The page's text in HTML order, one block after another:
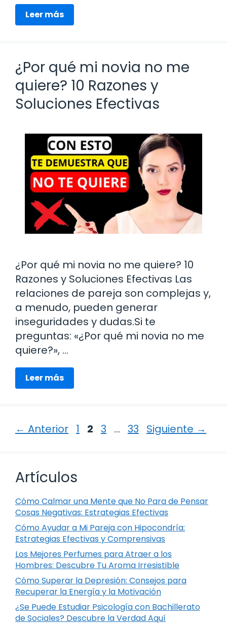
Leer más
¿Por qué mi novia no me
quiere? 10 Razones y
Soluciones Efectivas
¿Por qué mi novia no me quiere? 10
Razones y Soluciones Efectivas Las
relaciones de pareja son complejas y,
a menudo, pueden generar
inseguridades y dudas.Si te
preguntas: «¿Por qué mi novia no me
quiere?», …
Leer más
← Anterior Página
1 Página
2 Página
3 … Página
33 Siguiente →
Artículos
Cómo Calmar una Mente que No Para de Pensar
Cosas Negativas: Estrategias Efectivas
Cómo Ayudar a Mi Pareja con Hipocondría:
Estrategias Efectivas y Comprensivas
Los Mejores Perfumes para Atraer a los
Hombres: Descubre Tu Aroma Irresistible
Cómo Superar la Depresión: Consejos para
Recuperar la Energía y la Motivación
¿Se Puede Estudiar Psicología con Bachillerato
de Sociales? Descubre la Verdad Aquí